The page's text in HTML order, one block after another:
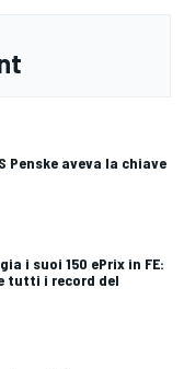
Penske aveva la chiave
i suoi 150 ePrix in FE:
tutti i record del